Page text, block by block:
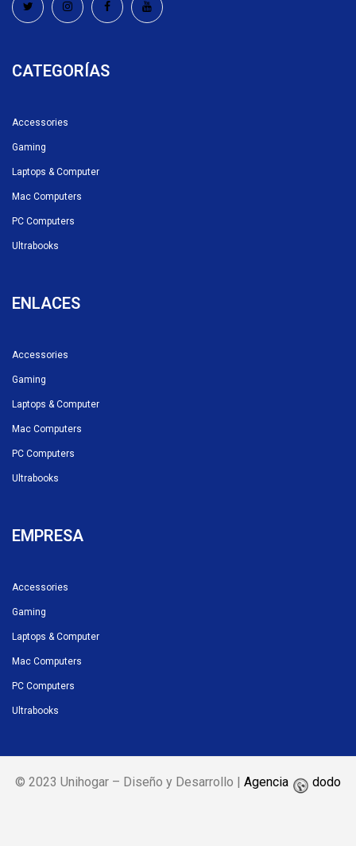
CATEGORÍAS
Accessories
Gaming
Laptops & Computer
Mac Computers
PC Computers
Ultrabooks
ENLACES
Accessories
Gaming
Laptops & Computer
Mac Computers
PC Computers
Ultrabooks
EMPRESA
Accessories
Gaming
Laptops & Computer
Mac Computers
PC Computers
Ultrabooks
© 2023 Unihogar – Diseño y Desarrollo | Agencia dodo